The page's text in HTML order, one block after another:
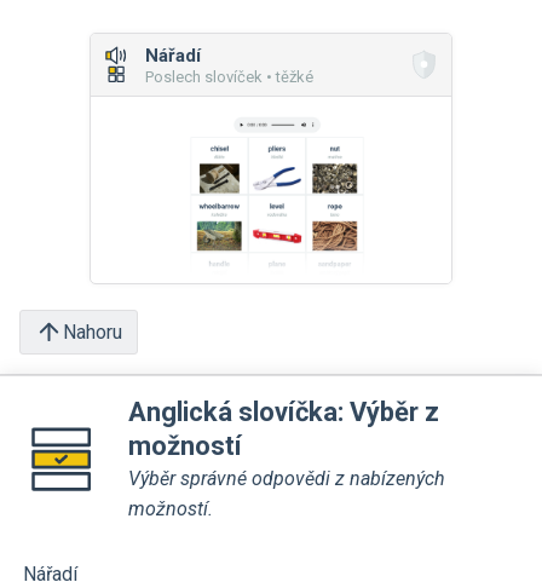
Nářadí
Poslech slovíček • těžké
Nahoru
Anglická slovíčka: Výběr z
možností
Výběr správné odpovědi z nabízených
možností.
Nářadí